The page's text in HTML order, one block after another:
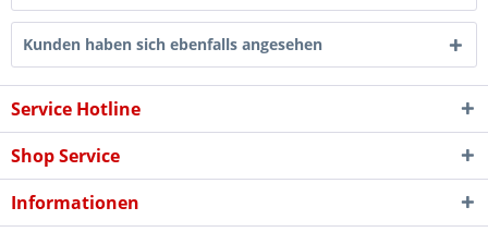
Kunden haben sich ebenfalls angesehen
Service Hotline
Shop Service
Informationen